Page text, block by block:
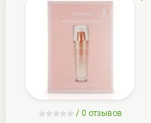
/ 0 отзывов